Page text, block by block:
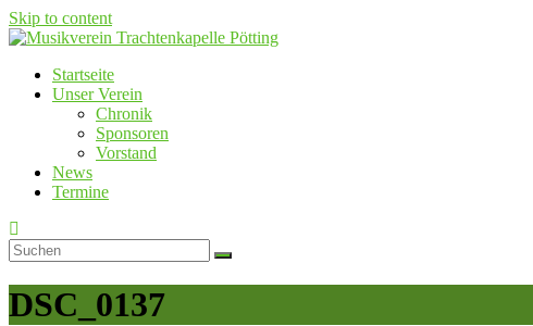
Skip to content
Musikverein Trachtenkapelle Pötting
Startseite
Unser Verein
Chronik
Sponsoren
Vorstand
News
Termine
DSC_0137